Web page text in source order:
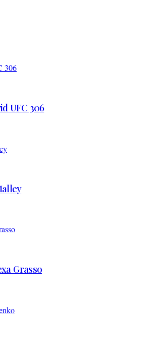
UFC 306
Grasso